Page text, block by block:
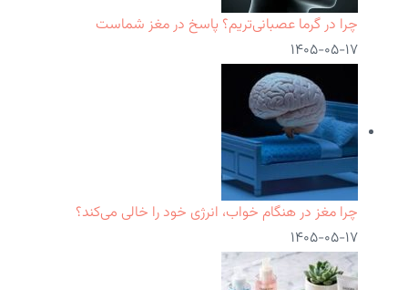
چرا در گرما عصبانی‌تریم؟ پاسخ در مغز شماست
۱۴۰۵-۰۵-۱۷
چرا مغز در هنگام خواب، انرژی خود را خالی می‌کند؟
۱۴۰۵-۰۵-۱۷